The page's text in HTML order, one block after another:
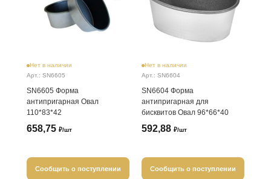
Нет в наличии
Арт.: SN6605
SN6605 Форма
антипригарная Овал
110*83*42
658,75 ₽/шт
Сообщить о поступлении
Нет в наличии
Арт.: SN6604
SN6604 Форма
антипригарная для
бисквитов Овал 96*66*40
592,88 ₽/шт
Сообщить о поступлении